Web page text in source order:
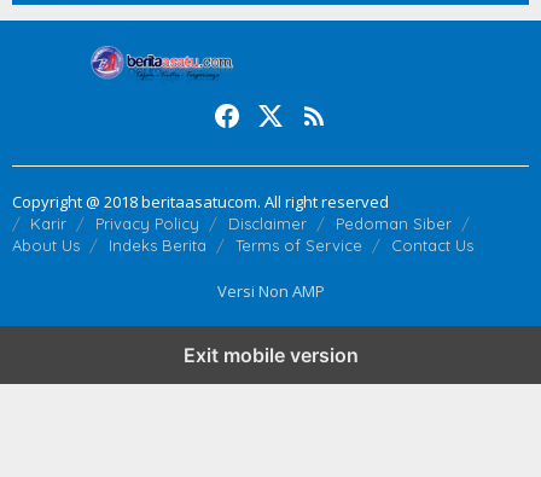
Copyright @ 2018 beritaasatucom. All right reserved
Karir Privacy Policy Disclaimer
Pedoman Siber
About Us
Indeks Berita Terms of Service Contact Us
Versi Non AMP
Exit mobile version